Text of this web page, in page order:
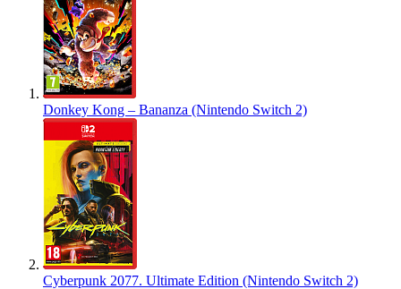
Donkey Kong – Bananza (Nintendo Switch 2)
Cyberpunk 2077. Ultimate Edition (Nintendo Switch 2)